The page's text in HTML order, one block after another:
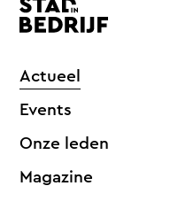
Actueel
Events
Onze leden
Magazine